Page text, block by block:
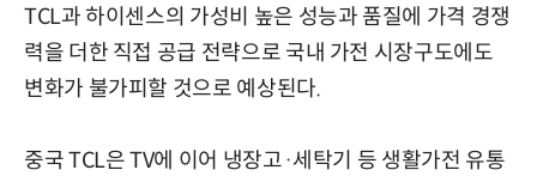
TCL과 하이센스의 가성비 높은 성능과 품질에 가격 경쟁
력을 더한 직접 공급 전략으로 국내 가전 시장구도에도
변화가 불가피할 것으로 예상된다.
중국 TCL은 TV에 이어 냉장고·세탁기 등 생활가전 유통